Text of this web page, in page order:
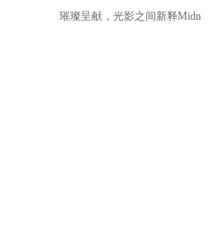
MIDNIGHT SUN高
璀璨呈献，光影之间新释Midn